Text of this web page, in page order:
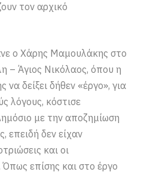
τον αρχικό
ο Χάρης Μαμουλάκης στο
– Άγιος Νικόλαος, όπου η
να δείξει δήθεν «έργο», για
λόγους, κόστισε
με την αποζημίωση
επειδή δεν είχαν
και οι
επίσης και στο έργο